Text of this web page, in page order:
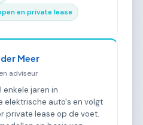
en private lease
Meer
adviseur
enkele jaren in
elektrische auto's en volgt
private lease op de voet.